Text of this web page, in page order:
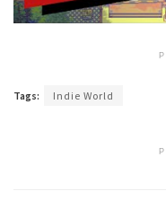
Tags: Indie World